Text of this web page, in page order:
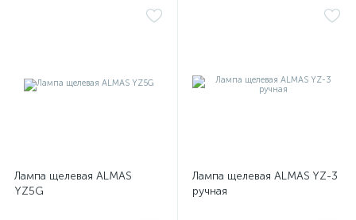
Лампа щелевая ALMAS
YZ5G
Лампа щелевая ALMAS YZ-3
ручная